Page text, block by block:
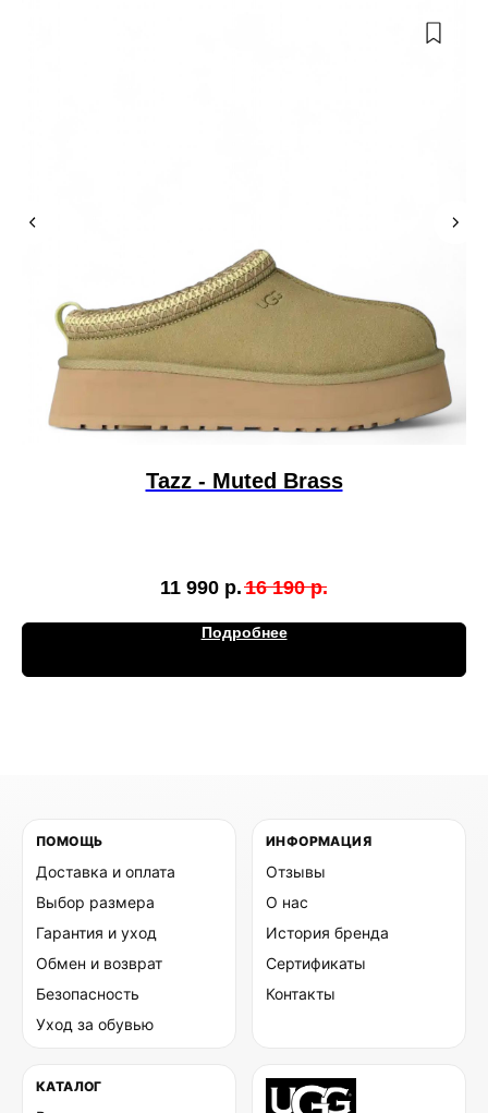
Tazz - Muted Brass
11 990 р. 16 190 р.
Подробнее
ПОМОЩЬ
Доставка и оплата
Выбор размера
Гарантия и уход
Обмен и возврат
Безопасность
Уход за обувью
ИНФОРМАЦИЯ
Отзывы
О нас
История бренда
Сертификаты
Контакты
КАТАЛОГ